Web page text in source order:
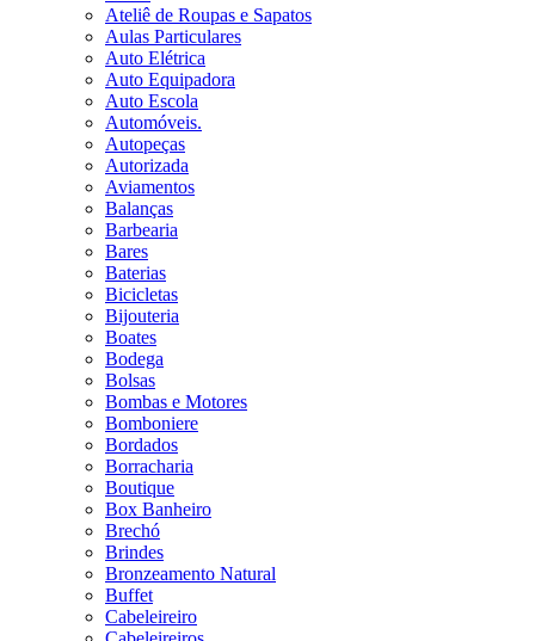
Ateliê de Roupas e Sapatos
Aulas Particulares
Auto Elétrica
Auto Equipadora
Auto Escola
Automóveis.
Autopeças
Autorizada
Aviamentos
Balanças
Barbearia
Bares
Baterias
Bicicletas
Bijouteria
Boates
Bodega
Bolsas
Bombas e Motores
Bomboniere
Bordados
Borracharia
Boutique
Box Banheiro
Brechó
Brindes
Bronzeamento Natural
Buffet
Cabeleireiro